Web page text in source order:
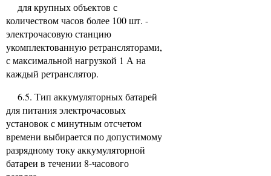
для крупных объектов с
количеством часов более 100 шт. -
электрочасовую станцию
укомплектованную ретрансляторами,
с максимальной нагрузкой 1 А на
каждый ретранслятор.
6.5. Тип аккумуляторных батарей
для питания электрочасовых
установок с минутным отсчетом
времени выбирается по допустимому
разрядному току аккумуляторной
батареи в течении 8-часового